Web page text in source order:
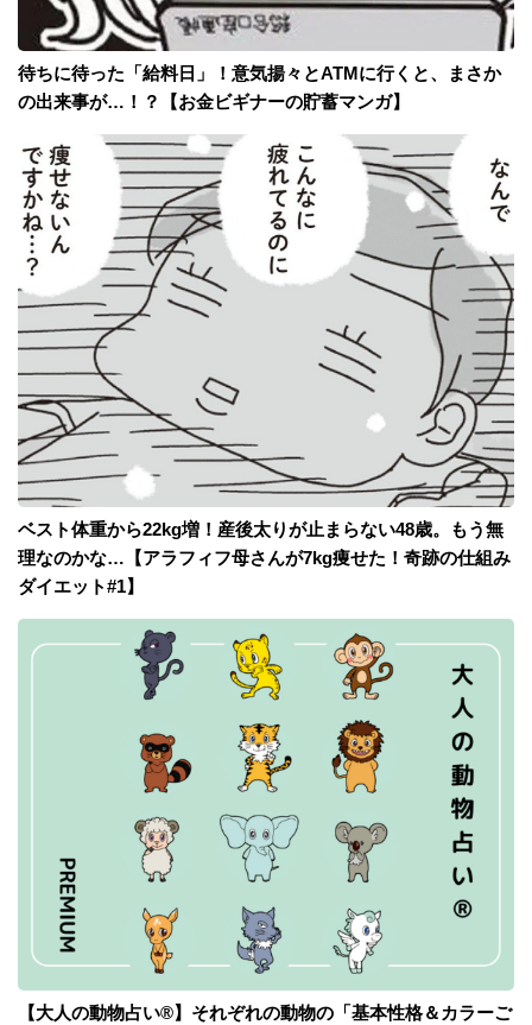
待ちに待った「給料日」！意気揚々とATMに行くと、まさか
の出来事が…！？【お金ビギナーの貯蓄マンガ】
ベスト体重から22kg増！産後太りが止まらない48歳。もう無
理なのかな…【アラフィフ母さんが7kg痩せた！奇跡の仕組み
ダイエット#1】
【大人の動物占い®】それぞれの動物の「基本性格＆カラーご